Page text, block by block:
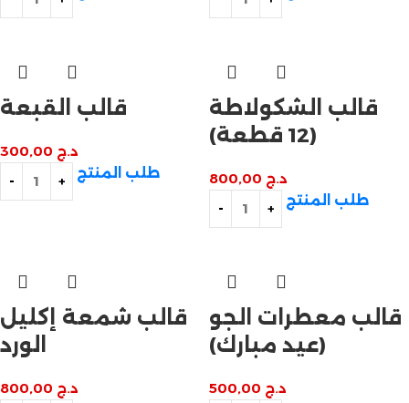
قالب القبعة
د.ج
طلب المنتج
قالب الشكولاطة
(12 قطعة)
د.ج
طلب المنتج
قالب شمعة إكليل
الورد
د.ج
قالب معطرات الجو
(عيد مبارك)
د.ج